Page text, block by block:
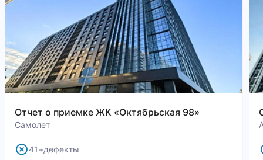
Отчет о приемке ЖК «Октябрьская 98»
Самолет
41+дефекты